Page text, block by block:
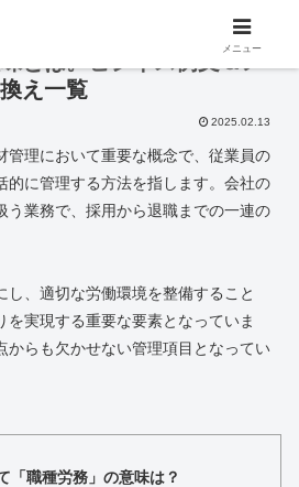
とは。ビジネス例文＆メ
え一覧
2025.02.13
管理において重要な概念で、従業員の
的に管理する方法を指します。会社の
う業務で、採用から退職までの一連の
し、適切な労働環境を整備すること
を実現する重要な要素となっていま
からも欠かせない管理項目となってい
「職種労務」の意味は？
メニュー